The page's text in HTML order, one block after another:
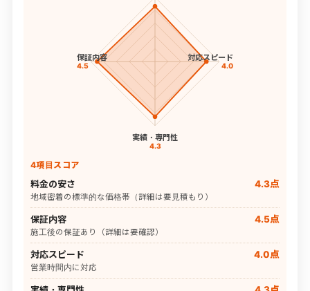
対応スピード
4.0
実績・専門性
4.3
保証内容
4.5
4項目スコア
料金の安さ 4.3点
地域密着の標準的な価格帯（詳細は要見積もり）
保証内容 4.5点
施工後の保証あり（詳細は要確認）
対応スピード 4.0点
営業時間内に対応